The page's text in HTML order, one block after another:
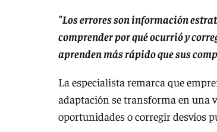
"Los errores son información
comprender por qué ocurrió y
aprenden más rápido que sus
La especialista remarca que
adaptación se transforma en una
oportunidades o corregir desvíos